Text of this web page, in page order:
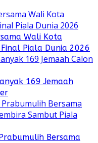
Wali Kota
Piala Dunia 2026
169 Jemaah
Bersama